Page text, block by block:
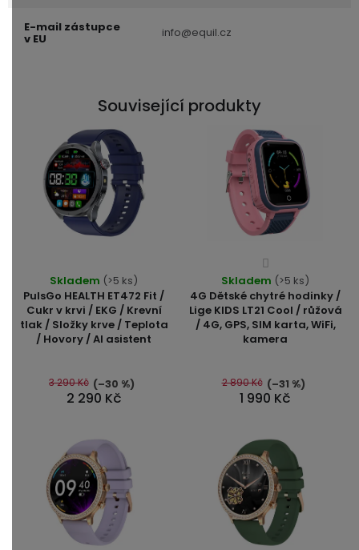
E-mail zástupce
v EU info@equil.cz
Související produkty
PulsGo HEALTH ET472 Fit /
Cukr v krvi / EKG / Krevní
tlak / Složky krve / Teplota
/ Hovory / AI asistent
hodnocení
produktu
je
5,0
5
hvězdiček.
Skladem (>5 ks)
2 290 Kč
3 290 Kč (–30 %)
4G Dětské chytré hodinky /
Lige KIDS LT21 Cool / růžová
/ 4G, GPS, SIM karta, WiFi,
kamera
Průměrné
hodnocení
produktu
je
4,0
5
hvězdiček.
Skladem (>5 ks)
1 990 Kč
2 890 Kč (–31 %)